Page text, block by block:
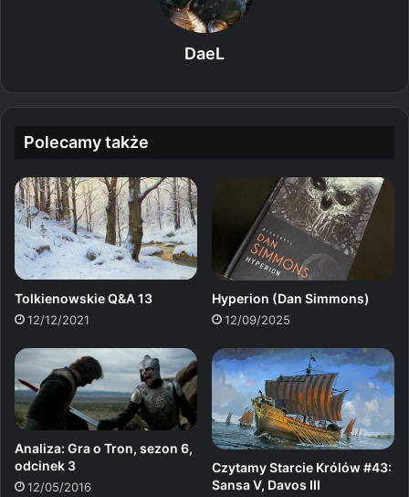
DaeL
Polecamy także
Tolkienowskie Q&A 13
12/12/2021
Hyperion (Dan Simmons)
12/09/2025
Analiza: Gra o Tron, sezon 6,
odcinek 3
12/05/2016
Czytamy Starcie Królów #43:
Sansa V, Davos III